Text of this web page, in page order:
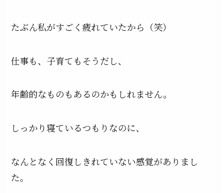
たぶん私がすごく疲れていたから（笑）
仕事も、子育てもそうだし、
年齢的なものもあるのかもしれません。
しっかり寝ているつもりなのに、
なんとなく回復しきれていない感覚がありまし
た。